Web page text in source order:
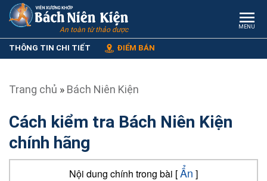
An toàn từ thảo dược MENU
THÔNG TIN CHI TIẾT ĐIỂM BÁN
Trang chủ » Bách Niên Kiện
Cách kiểm tra Bách Niên Kiện
chính hãng
Nội dung chính trong bài [Ẩn ]